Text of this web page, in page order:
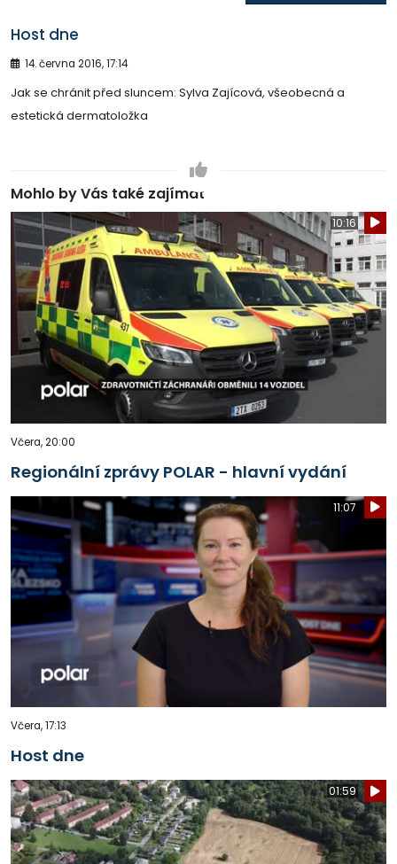
Host dne
14. června 2016, 17:14
Jak se chránit před sluncem: Sylva Zajícová, všeobecná a
estetická dermatoložka
Mohlo by Vás také zajímat
10:16
Včera, 20:00
Regionální zprávy POLAR - hlavní vydání
11:07
Včera, 17:13
Host dne
01:59